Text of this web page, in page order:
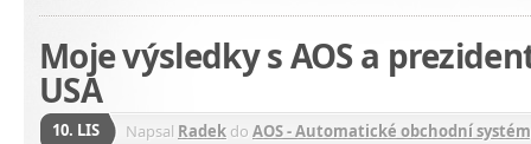
Moje výsledky s AOS a
USA
10. LIS Napsal Radek do AOS - Automatické obchodní